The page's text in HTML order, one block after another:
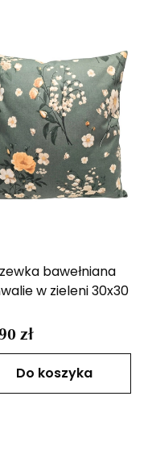
bawełniana
w zieleni 30x30
zł
Do koszyka